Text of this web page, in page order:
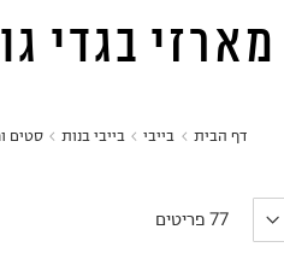
מארזי בגדי
דף הבית בייבי בייבי בנות סטים
77 פריטים